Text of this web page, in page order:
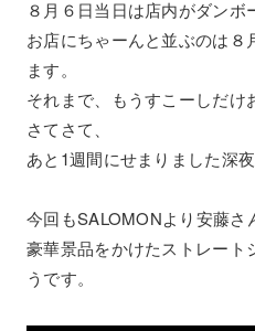
８月６日当日は店内がダンボ
お店にちゃーんと並ぶのは８
ます。
それまで、もうすこーしだけ
さてさて、
あと1週間にせまりました深夜
今回もSALOMONより安藤さ
豪華景品をかけたストレート
うです。